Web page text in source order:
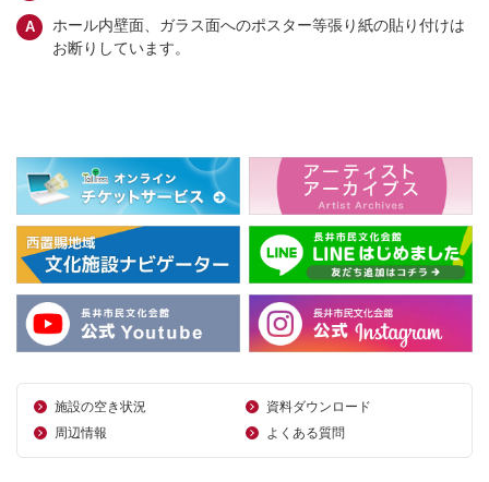
ホール内壁面、ガラス面へのポスター等張り紙の貼り付けは
お断りしています。
施設の空き状況
資料ダウンロード
周辺情報
よくある質問